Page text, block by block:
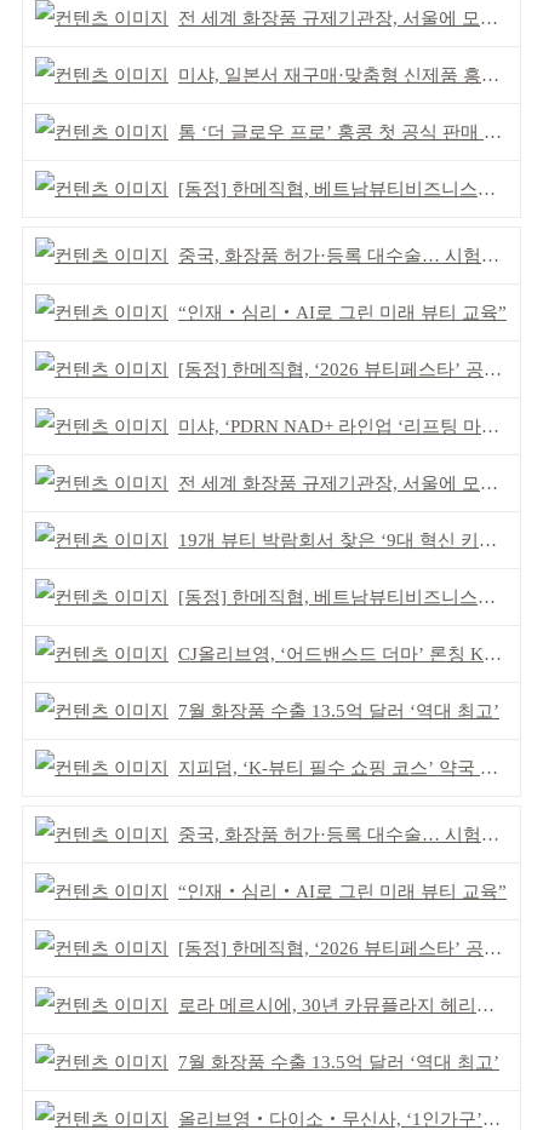
전 세계 화장품 규제기관장, 서울에 모인다
미샤, 일본서 재구매·맞춤형 신제품 흥행 ‘쌍끌이’
톰 ‘더 글로우 프로’ 홍콩 첫 공식 판매 완판
[동정] 한메직협, 베트남뷰티비즈니스협회와 MOU
중국, 화장품 허가·등록 대수술… 시험자료 공용 허용
“인재‧심리‧AI로 그린 미래 뷰티 교육”
[동정] 한메직협, ‘2026 뷰티페스타’ 공동 주최
미샤, ‘PDRN NAD+ 라인업 ‘리프팅 마스크’ 출시
전 세계 화장품 규제기관장, 서울에 모인다
19개 뷰티 박람회서 찾은 ‘9대 혁신 키워드’
[동정] 한메직협, 베트남뷰티비즈니스협회와 MOU
CJ올리브영, ‘어드밴스드 더마’ 론칭 K더마 육성 박차
7월 화장품 수출 13.5억 달러 ‘역대 최고’
지피덤, ‘K-뷰티 필수 쇼핑 코스’ 약국 공략
중국, 화장품 허가·등록 대수술… 시험자료 공용 허용
“인재‧심리‧AI로 그린 미래 뷰티 교육”
[동정] 한메직협, ‘2026 뷰티페스타’ 공동 주최
로라 메르시에, 30년 카뮤플라지 헤리티지 담아
7월 화장품 수출 13.5억 달러 ‘역대 최고’
올리브영‧다이소‧무신사, ‘1인가구’가 이끈다